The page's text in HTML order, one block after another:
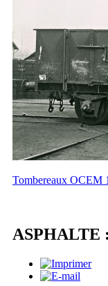
Tombereaux OCEM
ASPHALTE